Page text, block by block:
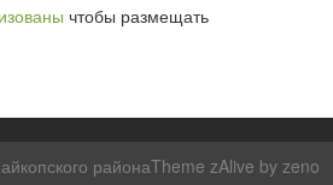
чтобы размещать
районаTheme zAlive by zeno